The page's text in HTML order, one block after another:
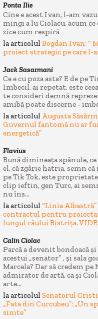
Ponta Ilie
Cine e acest Ivan, l-am
mingi a lu Ciolacu, acum
zice cum respiră
la articolul Bogdan Ivan: “
proiect strategic pe care l-
Jack Sasarmani
Ce e cu poza asta? E de pe
Imbecil, ai repetat, este
te consideri demnă
amibă poate discerne -
la articolul Augusta
Guvernul fantomă nu ar
energetică”
Flavius
Bună dimineața spânule,
el, că zgârie hatria, semn
pe Tik Tok, este
clip ieftin, gen Turc, ai
nu îns...
la articolul “Linia
contractul pentru
lungul râului Bistrița.
Calin Ciolac
Parcă a devenit bondoacă
acestui „senator” , și sala
Marcela? Dar să credem
admirator de artă, ca și
arte...
la articolul Senatorul
„Fata din Curcubeu”: „Un
simte”